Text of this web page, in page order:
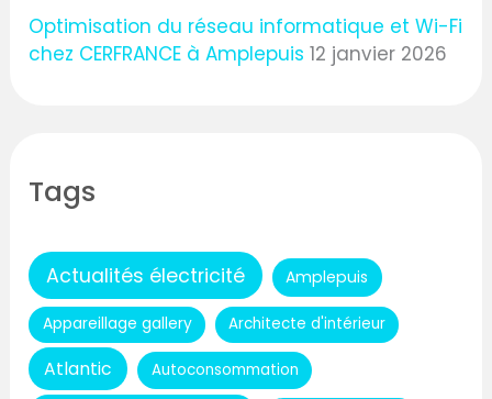
Optimisation du réseau informatique et Wi-Fi
chez CERFRANCE à Amplepuis 12 janvier 2026
Tags
Actualités électricité Amplepuis
Appareillage gallery Architecte d'intérieur
Atlantic Autoconsommation